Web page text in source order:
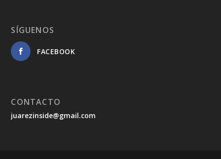
SÍGUENOS
FACEBOOK
CONTACTO
juarezinside@gmail.com